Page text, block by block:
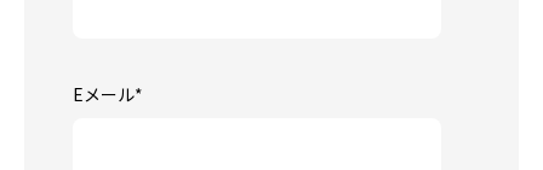
Eメール*